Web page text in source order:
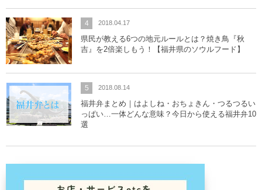
4 2018.04.17
県民が教える6つの地元ルールとは？焼き鳥『秋
吉』を2倍楽しもう！【福井県のソウルフード】
5 2018.08.14
福井弁まとめ｜はよしね・おちょきん・つるつるい
っぱい…一体どんな意味？今日から使える福井弁10
選